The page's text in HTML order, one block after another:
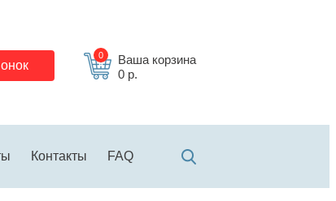
0
Ваша корзина
0 р.
Контакты FAQ